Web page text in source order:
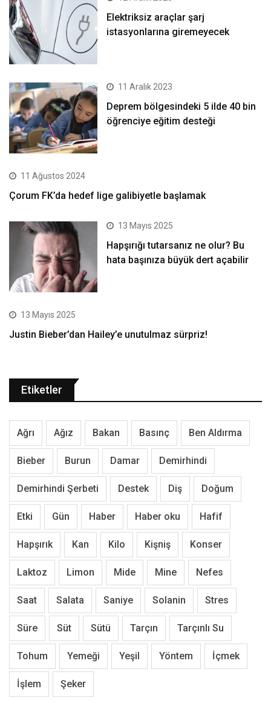
Elektriksiz araçlar şarj
istasyonlarına giremeyecek
11 Aralık 2023
Deprem bölgesindeki 5 ilde 40 bin
öğrenciye eğitim desteği
11 Ağustos 2024
Çorum FK’da hedef lige galibiyetle başlamak
13 Mayıs 2025
Hapşırığı tutarsanız ne olur? Bu
hata başınıza büyük dert açabilir
13 Mayıs 2025
Justin Bieber’dan Hailey’e unutulmaz sürpriz!
Etiketler
Ağrı Ağız Bakan Basınç Ben Aldırma
Bieber Burun Damar Demirhindi
Demirhindi Şerbeti Destek Diş Doğum
Etki Gün Haber Haber oku Hafif
Hapşırık Kan Kilo Kişniş Konser
Laktoz Limon Mide Mine Nefes
Saat Salata Saniye Solanin Stres
Süre Süt Sütü Tarçın Tarçınlı Su
Tohum Yemeği Yeşil Yöntem İçmek
İşlem Şeker